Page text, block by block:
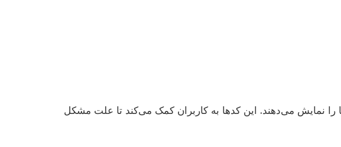
نمایش می‌دهند. این کدها به کاربران کمک می‌کند تا علت مشکل